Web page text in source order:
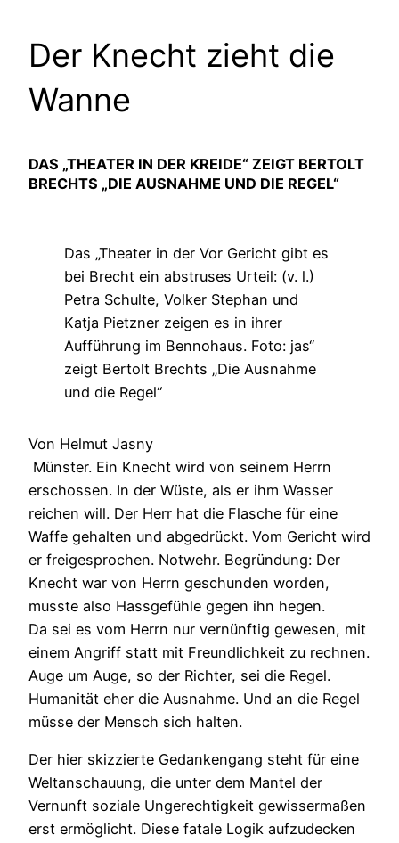
Der Knecht zieht die
Wanne
DAS „THEATER IN DER KREIDE“ ZEIGT BERTOLT
BRECHTS „DIE AUSNAHME UND DIE REGEL“
Das „Theater in der Vor Gericht gibt es
bei Brecht ein abstruses Urteil: (v. l.)
Petra Schulte, Volker Stephan und
Katja Pietzner zeigen es in ihrer
Aufführung im Bennohaus. Foto: jas“
zeigt Bertolt Brechts „Die Ausnahme
und die Regel“
Von Helmut Jasny
Münster. Ein Knecht wird von seinem Herrn
erschossen. In der Wüste, als er ihm Wasser
reichen will. Der Herr hat die Flasche für eine
Waffe gehalten und abgedrückt. Vom Gericht wird
er freigesprochen. Notwehr. Begründung: Der
Knecht war von Herrn geschunden worden,
musste also Hassgefühle gegen ihn hegen.
Da sei es vom Herrn nur vernünftig gewesen, mit
einem Angriff statt mit Freundlichkeit zu rechnen.
Auge um Auge, so der Richter, sei die Regel.
Humanität eher die Ausnahme. Und an die Regel
müsse der Mensch sich halten.
Der hier skizzierte Gedankengang steht für eine
Weltanschauung, die unter dem Mantel der
Vernunft soziale Ungerechtigkeit gewissermaßen
erst ermöglicht. Diese fatale Logik aufzudecken